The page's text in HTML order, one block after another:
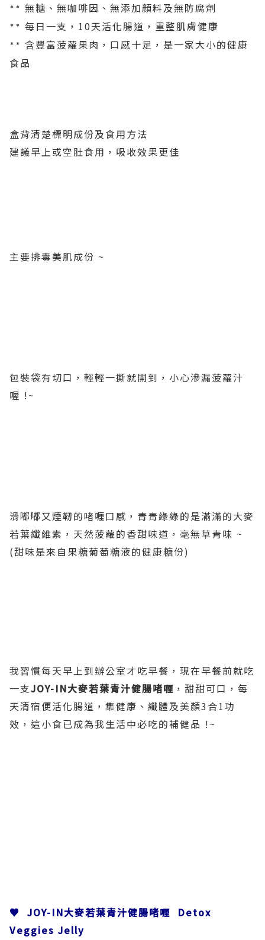
** 無糖、無咖啡因、無添加顏料及無防腐劑
** 每日一支，10天活化腸道，重整肌膚健康
** 含豐富菠蘿果肉，口感十足，是一家大小的健康
食品
盒背清楚標明成份及食用方法
建議早上或空肚食用，吸收效果更佳
主要排毒美肌成份 ~
包裝袋有切口，輕輕一撕就開到，小心滲漏菠蘿汁
喔 !~
滑嘟嘟又煙靭的啫喱口感，青青綠綠的是滿滿的大麥
若葉纖維素，天然菠蘿的香甜味道，毫無草青味 ~
(甜味是來自果糖葡萄糖液的健康糖份)
我習慣每天早上到辦公室才吃早餐，現在早餐前就吃
一支JOY-IN大麥若葉青汁健腸啫喱 ，甜甜可口，每
天清宿便活化腸道，集健康、纖體及美顏3合1功
效，這小食已成為我生活中必吃的補健品 !~
♥ JOY-IN大麥若葉青汁健腸啫喱 Detox
Veggies Jelly